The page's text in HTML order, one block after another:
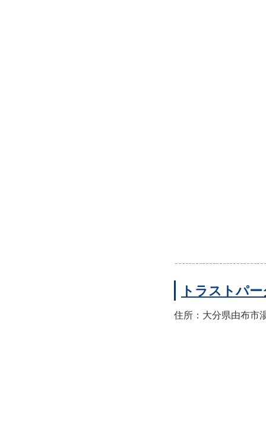
トラストパ
住所：大分県由布市